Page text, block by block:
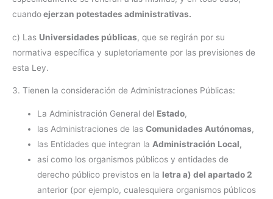
cuandoejerzan potestades administrativas.
c) Las Universidades públicas, que se regirán por su
normativa específica y supletoriamente por las previsiones de
esta Ley.
3. Tienen la consideración de Administraciones Públicas:
La Administración General del Estado,
las Administraciones de lasComunidades Autónomas,
las Entidades que integran la Administración Local,
así como los organismos públicos y entidades de
derecho público previstos en la letra a) del apartado 2
anterior (por ejemplo, cualesquiera organismos públicos